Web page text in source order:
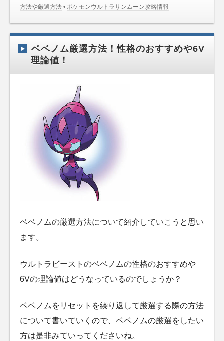
方法や厳選方法 • ポケモンウルトラサンムーン攻略情報
ベベノム厳選方法！性格のおすすめや6V
理論値！
ベベノムの厳選方法について紹介していこうと思い
ます。
ウルトラビーストのベベノムの性格のおすすめや
6Vの理論値はどうなっているのでしょうか？
ベベノムをリセットを繰り返して厳選する際の方法
について書いていくので、ベベノムの厳選をしたい
方は是非みていってくださいね。